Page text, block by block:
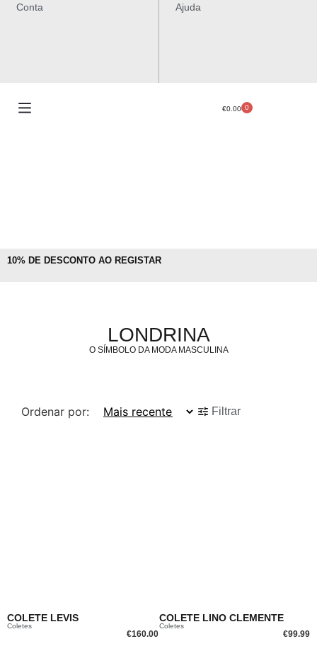
Conta Ajuda
€0.00 0
10% DE DESCONTO AO REGISTAR
LONDRINA
O SÍMBOLO DA MODA MASCULINA
Ordenar por: Filtrar
COLETE LEVIS
Coletes
€160.00
COLETE LINO CLEMENTE
Coletes
€99.99